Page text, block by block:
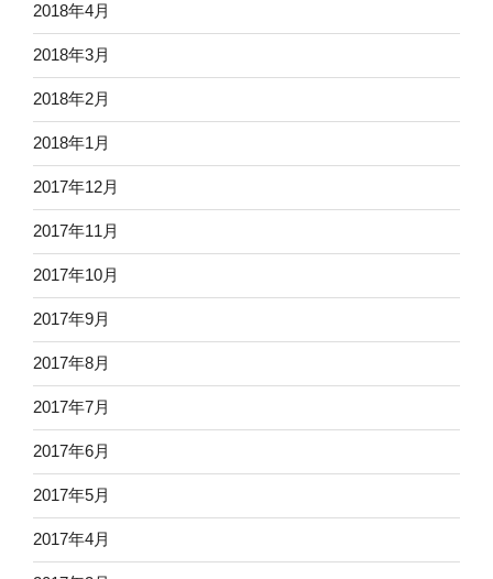
2018年4月
2018年3月
2018年2月
2018年1月
2017年12月
2017年11月
2017年10月
2017年9月
2017年8月
2017年7月
2017年6月
2017年5月
2017年4月